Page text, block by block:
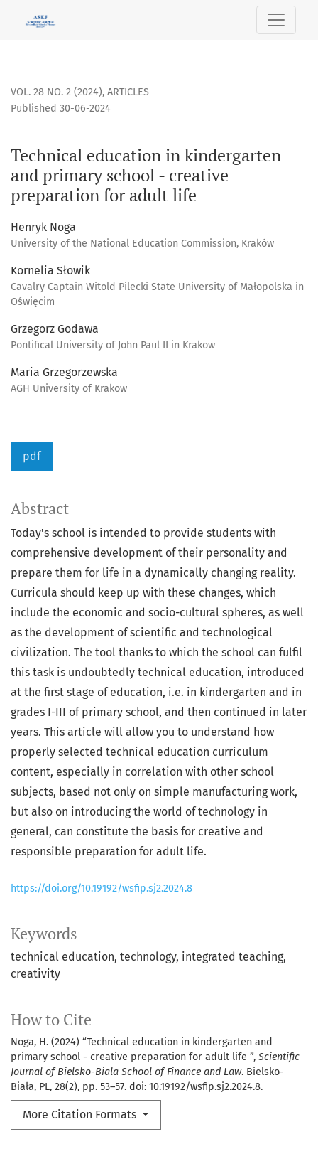
Technical education in kindergarten and primary school
VOL. 28 NO. 2 (2024), ARTICLES
Technical education in kindergarten
and primary school - creative
preparation for adult life
Published 30-06-2024
Henryk Noga
University of the National Education Commission, Kraków
Kornelia Słowik
Cavalry Captain Witold Pilecki State University of Małopolska in
Oświęcim
Grzegorz Godawa
Pontifical University of John Paul II in Krakow
Maria Grzegorzewska
AGH University of Krakow
pdf
Keywords
technical education technology integrated teaching
creativity
How to Cite
Noga, H. (2024) “Technical education in kindergarten and
primary school - creative preparation for adult life ”, Scientific
Journal of Bielsko-Biala School of Finance and Law. Bielsko-
Biała, PL, 28(2), pp. 53–57. doi: 10.19192/wsfip.sj2.2024.8.
More Citation Formats
Abstract
Today's school is intended to provide students with
comprehensive development of their personality and
prepare them for life in a dynamically changing reality.
Curricula should keep up with these changes, which
include the economic and socio-cultural spheres, as well
as the development of scientific and technological
civilization. The tool thanks to which the school can fulfil
this task is undoubtedly technical education, introduced
at the first stage of education, i.e. in kindergarten and in
grades I-III of primary school, and then continued in later
years. This article will allow you to understand how
properly selected technical education curriculum
content, especially in correlation with other school
subjects, based not only on simple manufacturing work,
but also on introducing the world of technology in
general, can constitute the basis for creative and
responsible preparation for adult life.
https://doi.org/10.19192/wsfip.sj2.2024.8